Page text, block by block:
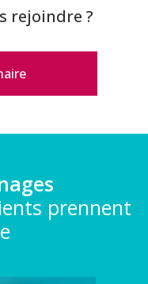
rejoindre ?
prennent